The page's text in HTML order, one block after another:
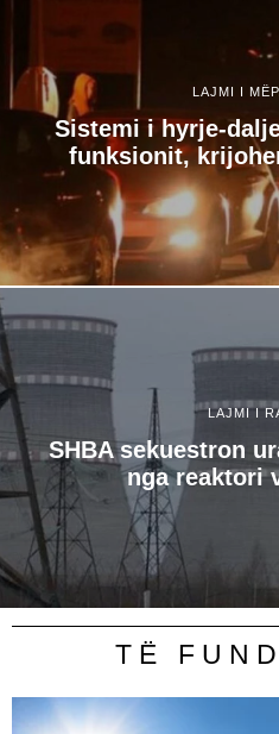
LAJMI I
Sistemi i hyrje-
funksionit,
LAJMI I
SHBA sekuestron
nga reaktori
TË